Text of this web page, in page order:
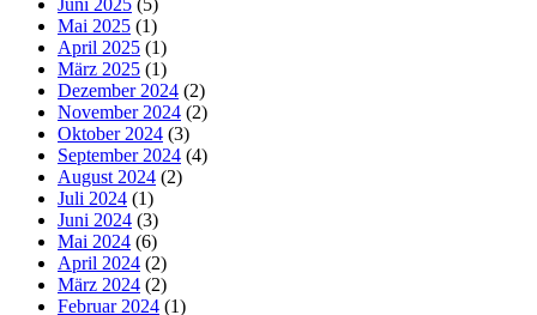
Juni 2025 (5)
Mai 2025 (1)
April 2025 (1)
März 2025 (1)
Dezember 2024 (2)
November 2024 (2)
Oktober 2024 (3)
September 2024 (4)
August 2024 (2)
Juli 2024 (1)
Juni 2024 (3)
Mai 2024 (6)
April 2024 (2)
März 2024 (2)
Februar 2024 (1)